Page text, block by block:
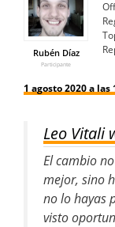
Rubén Díaz
Participante
1 agosto 2020 a las
Leo Vitali
El cambio
mejor, sino
no lo hayas
visto